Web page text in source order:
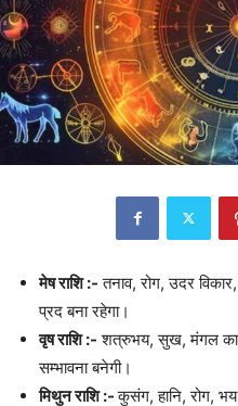
मेष राशि :- तनाव, रोग, उदर
प्रद बना रहेगा।
वृष राशि :- शत्रुभय, सुख, मंगल
सम्भावना बनेगी।
मिथुन राशि :-कुसंग, हानि, रोग, भय,